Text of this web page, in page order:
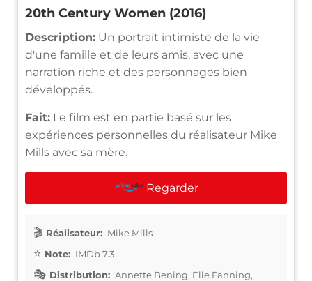
20th Century Women (2016)
Description: Un portrait intimiste de la vie
d'une famille et de leurs amis, avec une
narration riche et des personnages bien
développés.
Fait: Le film est en partie basé sur les
expériences personnelles du réalisateur Mike
Mills avec sa mère.
Regarder
Réalisateur: Mike Mills
Note: IMDb 7.3
Distribution: Annette Bening, Elle Fanning,